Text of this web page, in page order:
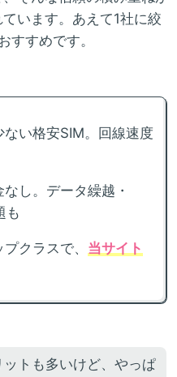
います。あえて1社に絞
すすめです。
い格安SIM。回線速度
し。データ繰越・
も
クラスで、 当サイト
トも多いけど、やっぱ